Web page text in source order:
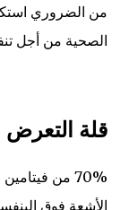
من الضروري
الصحية من أجل
قلة
70% من